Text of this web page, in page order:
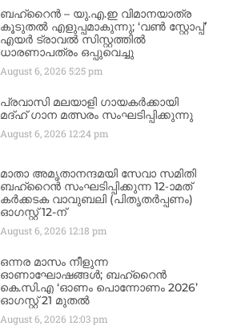
ബഹ്‌റൈൻ – യു.എ.ഇ വിമാനയാത്ര
കൂടുതൽ എളുപ്പമാകുന്നു; ‘വൺ സ്റ്റോപ്പ്’
എയർ ട്രാവൽ സിസ്റ്റത്തിൽ
ധാരണാപത്രം ഒപ്പുവെച്ചു
August 6, 20265:25 pm
പ്രവാസി മലയാളി ഗായകർക്കായി
മദ്ഹ് ഗാന മത്സരം സംഘടിപ്പിക്കുന്നു
August 6, 2026 12:24 pm
മാതാ അമൃതാനന്ദമയി സേവാ സമിതി
ബഹ്‌റൈൻ സംഘടിപ്പിക്കുന്ന 12-ാമത്
കർക്കടക വാവുബലി (പിതൃതർപ്പണം)
ഓഗസ്റ്റ് 12-ന്
August 6, 2026 12:18 pm
ഒന്നര മാസം നീളുന്ന
ഓണാഘോഷങ്ങൾ; ബഹ്‌റൈൻ
കെ.സി.എ ‘ഓണം പൊന്നോണം 2026’
ഓഗസ്റ്റ് 21 മുതൽ
August 6, 2026 12:03 pm